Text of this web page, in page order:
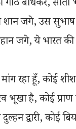
बाँधकर, सातों
शान जगे, उस
जगे, ये भारत
रहा हूँ, कोई शीश
भूखा है, कोई प्राण
द्वारी, कोई